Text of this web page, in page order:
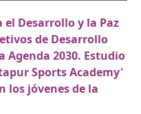
el Desarrollo y la Paz
de Desarrollo
Agenda 2030. Estudio
Sports Academy'
los jóvenes de la